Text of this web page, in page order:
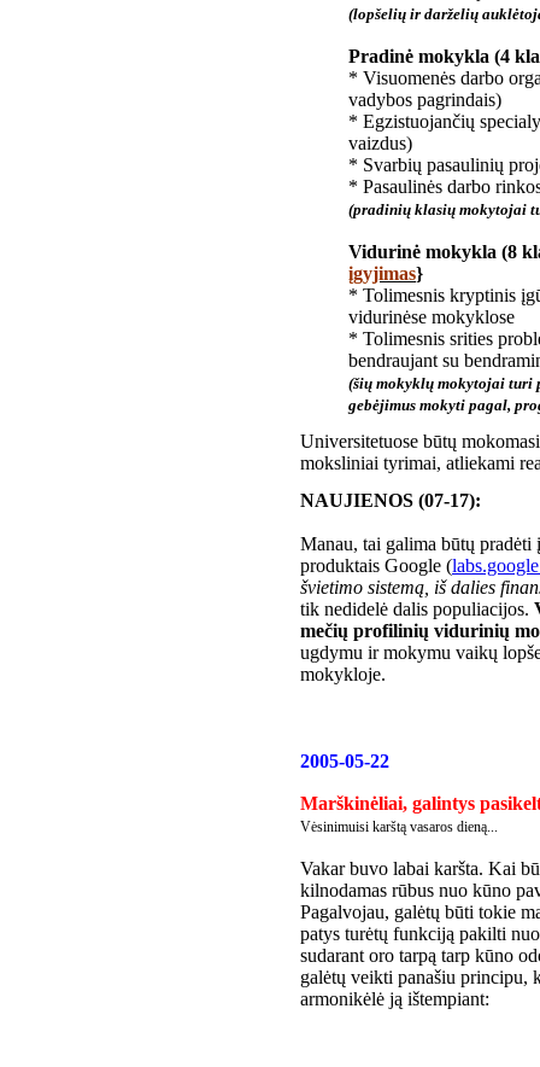
(lopšelių ir darželių
Pradinė mokykla (4
* Visuomenės darbo
vadybos pagrindais)
* Egzistuojančių
vaizdus)
* Svarbių pasaulinių
* Pasaulinės darbo
(pradinių klasių mokytojai
Vidurinė mokykla (8
įgyjimas}
* Tolimesnis kryptinis
vidurinėse mokyklose
* Tolimesnis srities
bendraujant su
(šių mokyklų mokytojai turi
gebėjimus mokyti pagal,
Universitetuose būtų
moksliniai tyrimai, atliekami
NAUJIENOS (07-17):
Manau, tai galima būtų
produktais Google (
švietimo sistemą, iš dalies
tik nedidelė dalis populiacijos.
mečių profilinių vidurinių
ugdymu ir mokymu vaikų
mokykloje.
2005-05-22
Marškinėliai, galintys
Vėsinimuisi karštą vasaros dieną...
Vakar buvo labai karšta. Kai
kilnodamas rūbus nuo kūno
Pagalvojau, galėtų būti tokie
patys turėtų funkciją pakilti
sudarant oro tarpą tarp kūno
galėtų veikti panašiu principu,
armonikėlė ją ištempiant: